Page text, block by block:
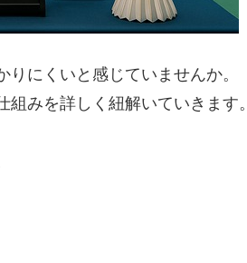
にくいと感じていませんか。
みを詳しく紐解いていきます。